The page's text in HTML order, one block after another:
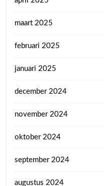
maart 2025
februari 2025
januari 2025
december 2024
november 2024
oktober 2024
september 2024
augustus 2024